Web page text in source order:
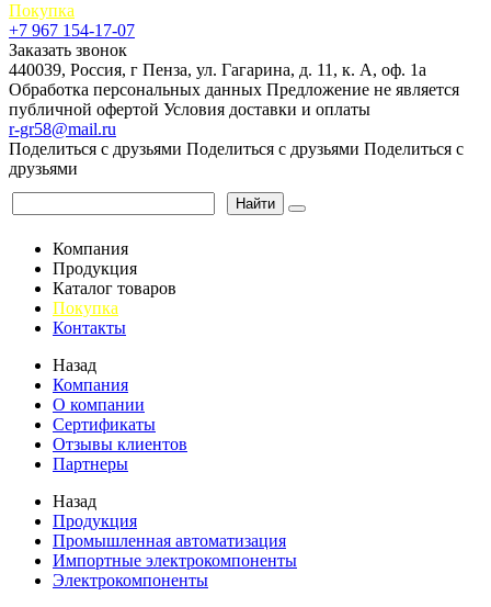
Покупка
+7 967 154-17-07
Заказать звонок
440039, Россия, г Пенза, ул. Гагарина, д. 11, к. А, оф. 1а
Обработка персональных данных Предложение не является
публичной офертой Условия доставки и оплаты
r-gr58@mail.ru
Поделиться с друзьями Поделиться с друзьями Поделиться с
друзьями
Найти
Компания
Продукция
Каталог товаров
Покупка
Контакты
Назад
Компания
О компании
Сертификаты
Отзывы клиентов
Партнеры
Назад
Продукция
Промышленная автоматизация
Импортные электрокомпоненты
Электрокомпоненты